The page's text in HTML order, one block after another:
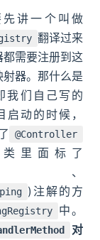
讲一个叫做
翻译过来
需要注册到这
器。那什么是
我们自己写的
动的时候，
@Controller
里面标了
、
)注解的方
中。
对